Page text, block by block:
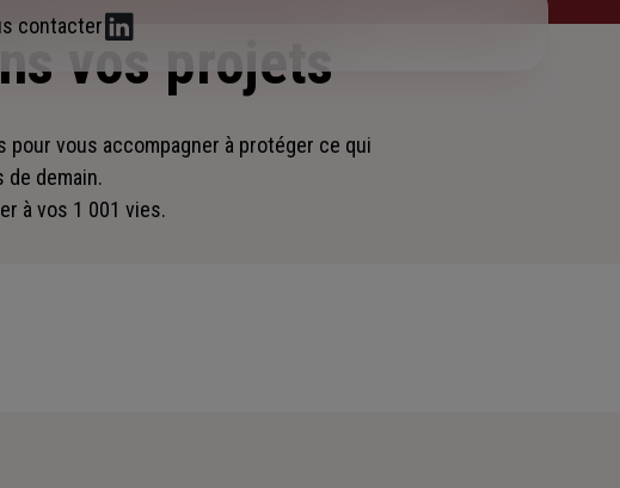
contacter
vos projets
pour vous accompagner à protéger ce qui
demain.
à vos 1 001 vies.